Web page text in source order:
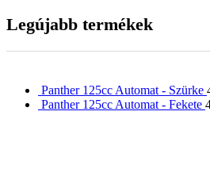
Legújabb termékek
Panther 125cc Automat - Szürke
Panther 125cc Automat - Fekete